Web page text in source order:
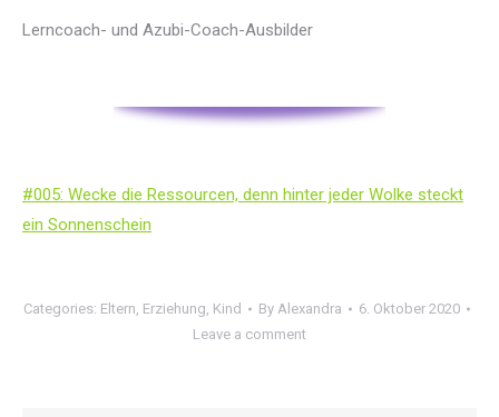
Lerncoach- und Azubi-Coach-Ausbilder
#005: Wecke die Ressourcen, denn hinter jeder Wolke steckt
ein Sonnenschein
Categories: Eltern, Erziehung, Kind By Alexandra
6. Oktober 2020
Leave a comment